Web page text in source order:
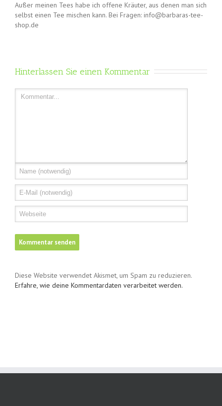
Außer meinen Tees habe ich offene Kräuter, aus denen man sich
selbst einen Tee mischen kann. Bei Fragen: info@barbaras-tee-
shop.de
Hinterlassen Sie einen Kommentar
Diese Website verwendet Akismet, um Spam zu reduzieren.
Erfahre, wie deine Kommentardaten verarbeitet werden.